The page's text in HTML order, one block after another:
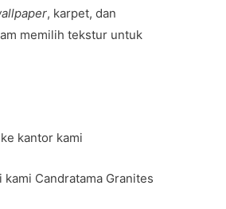
, karpet, dan
memilih tekstur untuk
kantor kami
Candratama Granites